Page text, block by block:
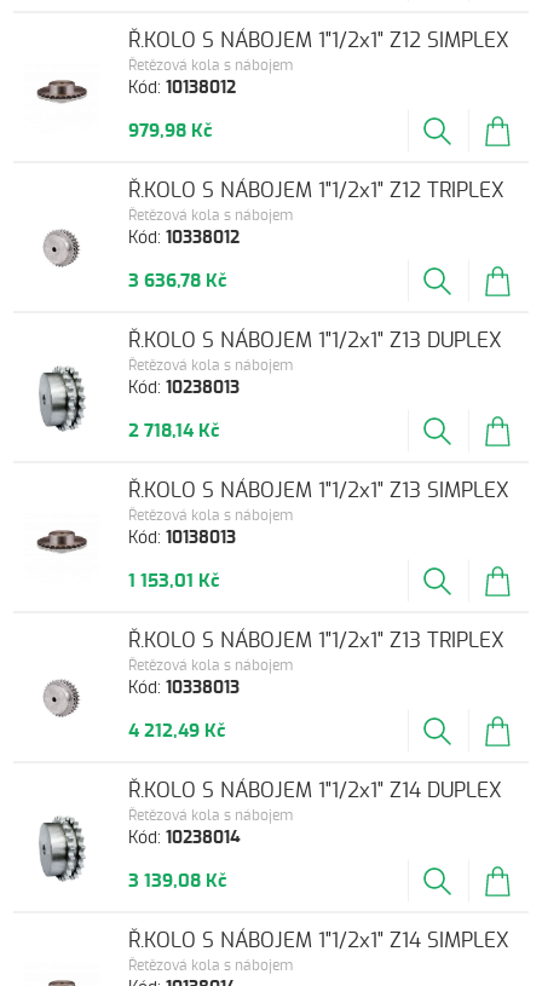
Kód:10138012
Řetězová kola s nábojem
Ř.KOLO S NÁBOJEM 1"1/2x1" Z12 SIMPLEX
979,98 Kč
Kód:10338012
Řetězová kola s nábojem
Ř.KOLO S NÁBOJEM 1"1/2x1" Z12 TRIPLEX
3 636,78 Kč
Kód:10238013
Řetězová kola s nábojem
Ř.KOLO S NÁBOJEM 1"1/2x1" Z13 DUPLEX
2 718,14 Kč
Kód:10138013
Řetězová kola s nábojem
Ř.KOLO S NÁBOJEM 1"1/2x1" Z13 SIMPLEX
1 153,01 Kč
Kód:10338013
Řetězová kola s nábojem
Ř.KOLO S NÁBOJEM 1"1/2x1" Z13 TRIPLEX
4 212,49 Kč
Kód:10238014
Řetězová kola s nábojem
Ř.KOLO S NÁBOJEM 1"1/2x1" Z14 DUPLEX
3 139,08 Kč
Řetězová kola s nábojem
Ř.KOLO S NÁBOJEM 1"1/2x1" Z14 SIMPLEX